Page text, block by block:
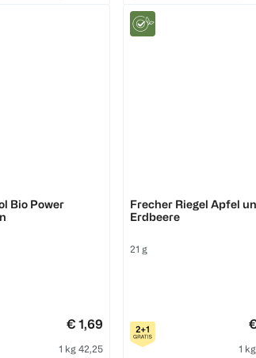
Bio Power
€ 1,69
1 kg 42,25
Frecher Riegel Apfel
Erdbeere
21 g
1